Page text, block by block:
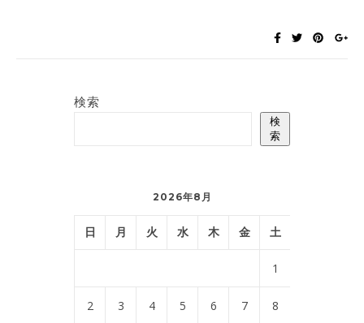
検索
検
索
2026年8月
日 月 火 水 木 金 土
1
2 3 4 5 6 7 8